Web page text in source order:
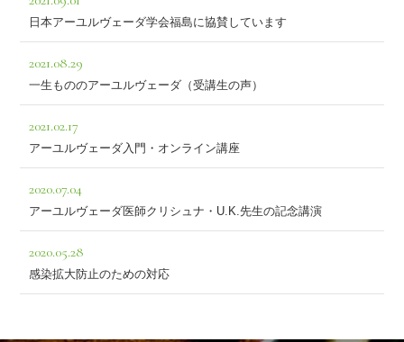
日本アーユルヴェーダ学会福島に協賛しています
2021.08.29
一生もののアーユルヴェーダ（受講生の声）
2021.02.17
アーユルヴェーダ入門・オンライン講座
2020.07.04
アーユルヴェーダ医師クリシュナ・U.K.先生の記念講演
2020.05.28
感染拡大防止のための対応